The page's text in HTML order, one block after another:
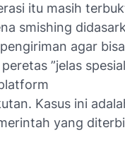
itu masih
smishing
agar bisa
”jelas
Kasus ini
yang